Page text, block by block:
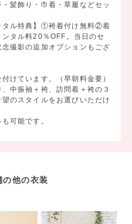
髪飾り・巾着・草履などセッ
タル特典】①袴着付け無料②着
タル料20％OFF。当日のセ
撮影の追加オプションもござ
けています。（早朝料金要）
中振袖＋袴、訪問着＋袴の３
のスタイルをお選びいただけ
可能です。
の他の衣装